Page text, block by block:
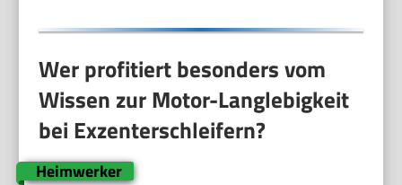
Wer profitiert besonders vom
Wissen zur Motor-Langlebigkeit
bei Exzenterschleifern?
Heimwerker